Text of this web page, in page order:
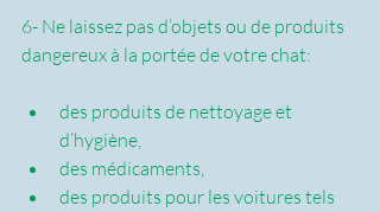
6- Ne laissez pas d’objets ou de produits
dangereux à la portée de votre chat:
des produits de nettoyage et
d’hygiène,
des médicaments,
des produits pour les voitures tels